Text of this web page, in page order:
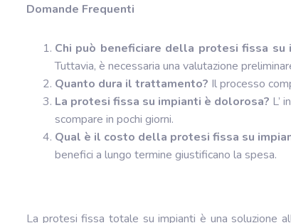
Domande Frequenti
Chi può beneficiare della protesi fissa su
Tuttavia, è necessaria una valutazione
Quanto dura il trattamento? Il processo
La protesi fissa su impianti è dolorosa? L’
scompare in pochi giorni.
Qual è il costo della protesi fissa su
benefici a lungo termine giustificano la spesa.
La protesi fissa totale su impianti è una soluzione